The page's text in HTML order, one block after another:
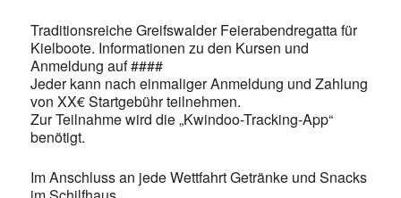
Traditionsreiche Greifswalder Feierabendregatta für
Kielboote. Informationen zu den Kursen und
Anmeldung auf ####
Jeder kann nach einmaliger Anmeldung und Zahlung
von XX€ Startgebühr teilnehmen.
Zur Teilnahme wird die „Kwindoo-Tracking-App“
benötigt.
Im Anschluss an jede Wettfahrt Getränke und Snacks